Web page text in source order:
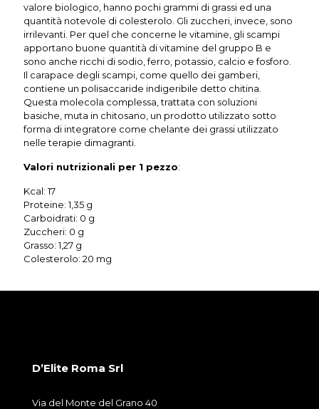
valore biologico, hanno pochi grammi di grassi ed una
quantità notevole di colesterolo. Gli zuccheri, invece, sono
irrilevanti. Per quel che concerne le vitamine, gli scampi
apportano buone quantità di vitamine del gruppo B e
sono anche ricchi di sodio, ferro, potassio, calcio e fosforo.
Il carapace degli scampi, come quello dei gamberi,
contiene un polisaccaride indigeribile detto chitina.
Questa molecola complessa, trattata con soluzioni
basiche, muta in chitosano, un prodotto utilizzato sotto
forma di integratore come chelante dei grassi utilizzato
nelle terapie dimagranti.
Valori nutrizionali per 1 pezzo:
Kcal: 17
Proteine: 1,35 g
Carboidrati: 0 g
Zuccheri: 0 g
Grasso: 1,27 g
Colesterolo: 20 mg
D’Elite Roma Srl
Via del Monte del Grano 40